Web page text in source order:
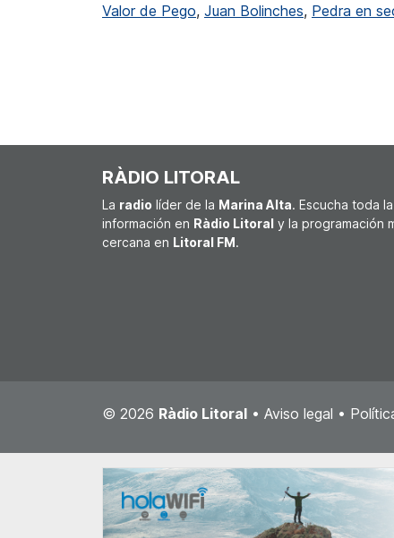
Valor de Pego, Juan Bolinches, Pedra en
RÀDIO LITORAL
La radio líder de la Marina Alta. Escucha toda la
información en Ràdio Litoral y la programación
cercana en Litoral FM.
© 2026 Ràdio Litoral • Aviso legal •